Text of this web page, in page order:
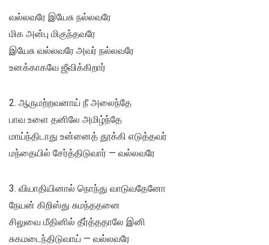
வல்லவரே இயேசு நல்லவரே
மிக அன்பு மிகுந்தவரே
இயேசு வல்லவரே அவர்‌ நல்லவரே
உனக்காகவே ஜீவிக்கிறார்‌
2. ஆருமற்றவனாய்‌ நீ அலைந்தே
பாவ உளை தனிலே அமிழ்ந்தே
மாய்ந்திடாது உன்னைத்‌ தூக்கி எடுத்தவர்‌
மந்தையில்‌ சேர்த்திடுவார்‌ — வல்லவரே
3. வியாதியினால்‌ நொந்து வாடுவதேனோ
நேயன்‌ கிறிஸ்து சுமந்ததனை
சிலுவை மீதினில்‌ தீர்த்ததாலே இனி
சுகமடைந்திடுவாய்‌ — வல்லவரே